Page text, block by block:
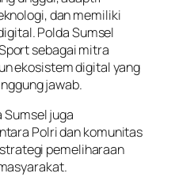
dan memiliki
Polda Sumsel
sebagai mitra
ekosistem digital yang
jawab.
Sumsel juga
Polri dan komunitas
pemeliharaan